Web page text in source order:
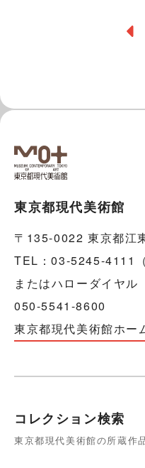
東京都現代美術館
〒135-0022 東京都江
TEL：03-5245-4111（
またはハローダイヤル
050-5541-8600
東京都現代美術館ホー
コレクション検索
東京都現代美術館の所蔵作